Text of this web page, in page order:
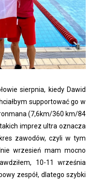
sierpnia, kiedy Dawid
supportować go w
(7,6km/360 km/84
imprez ultra oznacza
zawodów, czyli w tym
wrzesień mam mocno
10-11 września
zespół, dlatego szybki